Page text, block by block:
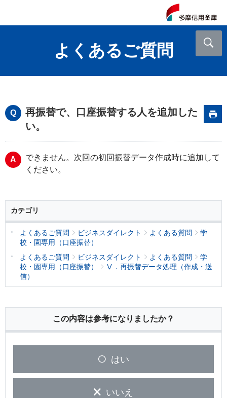
よくあるご質問
再振替で、口座振替する人を追加した
い。
できません。次回の初回振替データ作成時に追加して
ください。
カテゴリ
よくあるご質問 ビジネスダイレクト よくある質問
学
校・園専用（口座振替）
よくあるご質問
ビジネスダイレクト よくある質問
学
校・園専用（口座振替）
Ⅴ．再振替データ処理（作成・送
信）
この内容は参考になりましたか？
はい
いいえ